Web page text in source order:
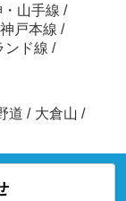
山手線 /
戸本線 /
ンド線 /
道 / 大倉山 /